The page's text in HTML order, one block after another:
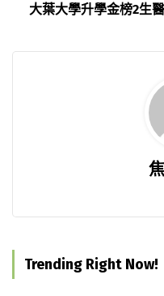
大葉大學升學金榜2生
Trending Right Now!